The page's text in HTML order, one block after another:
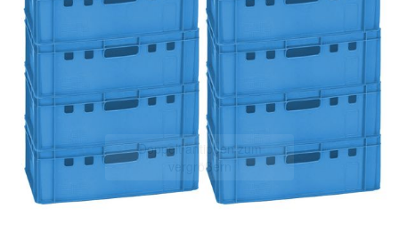
Doppelt antippen zum
vergrößern